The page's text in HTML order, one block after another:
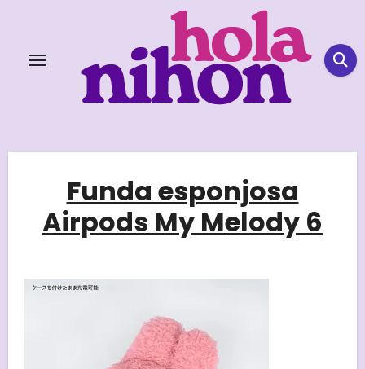
content
Funda esponjosa
Airpods My Melody 6